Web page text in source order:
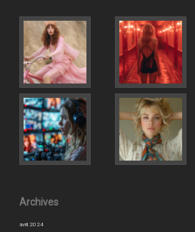
Archives
avril 2024